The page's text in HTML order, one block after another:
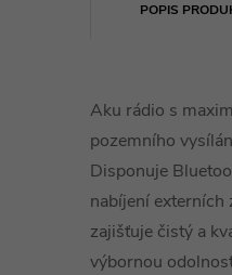
POPIS
Aku rádio s
pozemního
Disponuje
nabíjení
zajišťuje čistý a
výbornou